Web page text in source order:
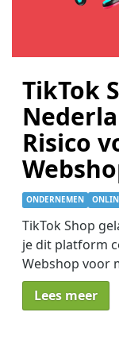
TikTok
Risico
ONDERNEMEN
TikTok Shop
je dit platform
Webshop voor
Lees meer